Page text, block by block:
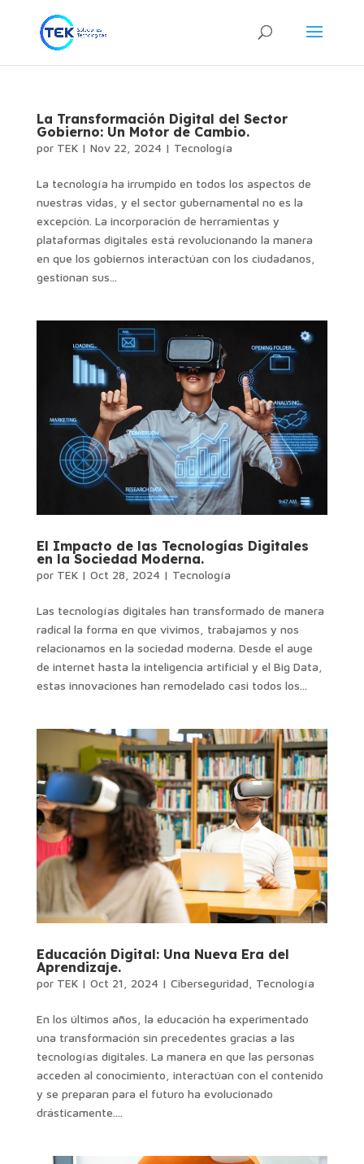
La Transformación Digital del Sector
Gobierno: Un Motor de Cambio.
por TEK| Nov 22, 2024 | Tecnología
La tecnología ha irrumpido en todos los aspectos de
nuestras vidas, y el sector gubernamental no es la
excepción. La incorporación de herramientas y
plataformas digitales está revolucionando la manera
en que los gobiernos interactúan con los ciudadanos,
gestionan sus...
El Impacto de las Tecnologías Digitales
en la Sociedad Moderna.
por TEK| Oct 28, 2024 | Tecnología
Las tecnologías digitales han transformado de manera
radical la forma en que vivimos, trabajamos y nos
relacionamos en la sociedad moderna. Desde el auge
de internet hasta la inteligencia artificial y el Big Data,
estas innovaciones han remodelado casi todos los...
Educación Digital: Una Nueva Era del
Aprendizaje.
por TEK| Oct 21, 2024 | Ciberseguridad Tecnología
En los últimos años, la educación ha experimentado
una transformación sin precedentes gracias a las
tecnologías digitales. La manera en que las personas
acceden al conocimiento, interactúan con el contenido
y se preparan para el futuro ha evolucionado
drásticamente....